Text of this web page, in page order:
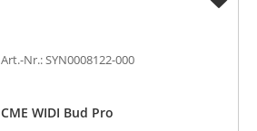
Art.-Nr.: SYN0008122-000
CME WIDI Bud Pro